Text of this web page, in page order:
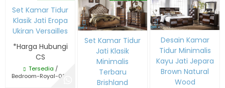
Set Kamar Tidur
Klasik Jati Eropa
Ukiran Versailles
*Harga Hubungi
CS
Tersedia /
Bedroom-Royal-027
Set Kamar Tidur
Jati Klasik
Minimalis
Terbaru
Brishland
Desain Kamar
Tidur Minimalis
Kayu Jati Jepara
Brown Natural
Wood